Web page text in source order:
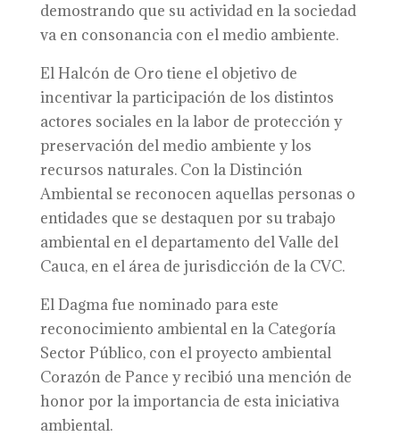
demostrando que su actividad en la sociedad
va en consonancia con el medio ambiente.
El Halcón de Oro tiene el objetivo de
incentivar la participación de los distintos
actores sociales en la labor de protección y
preservación del medio ambiente y los
recursos naturales. Con la Distinción
Ambiental se reconocen aquellas personas o
entidades que se destaquen por su trabajo
ambiental en el departamento del Valle del
Cauca, en el área de jurisdicción de la CVC.
El Dagma fue nominado para este
reconocimiento ambiental en la Categoría
Sector Público, con el proyecto ambiental
Corazón de Pance y recibió una mención de
honor por la importancia de esta iniciativa
ambiental.